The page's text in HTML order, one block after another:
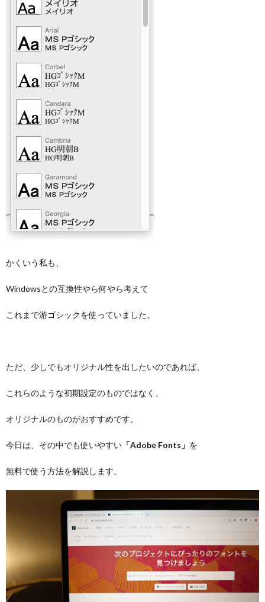
かくいう私も、
Windowsとの互換性やら何やら考えて
これまで游ゴシックを使っていました。
ただ、少しでもオリジナル性を出したいのであれば、
これらのような初期設定のものではなく、
オリジナルのものがおすすめです。
今日は、その中でも使いやすい 「Adobe Fonts」 を
無料で使う方法を解説します。